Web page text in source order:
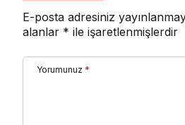
E-posta adresiniz
alanlar * ile işaretlenmişlerdir
Yorumunuz *